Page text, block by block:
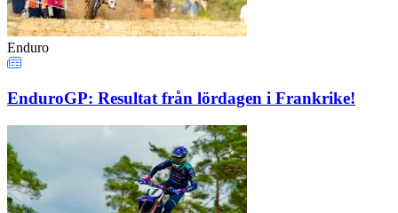
Enduro
EnduroGP: Resultat från lördagen i Frankrike!